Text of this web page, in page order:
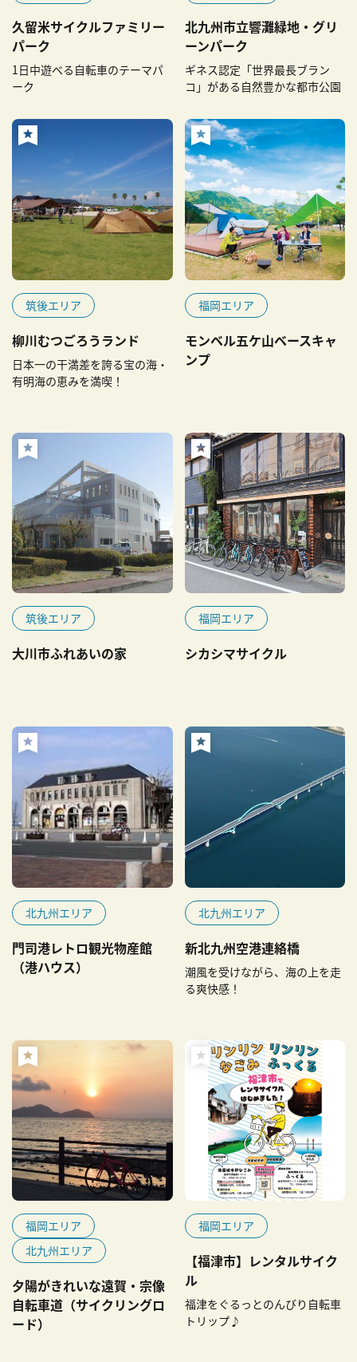
久留米サイクルファミリー
パーク
1日中遊べる自転車のテーマパ
ーク
北九州市立響灘緑地・グリ
ーンパーク
ギネス認定「世界最長ブラン
コ」がある自然豊かな都市公園
筑後エリア
柳川むつごろうランド
日本一の干満差を誇る宝の海・
有明海の恵みを満喫！
福岡エリア
モンベル五ケ山ベースキャ
ンプ
筑後エリア
大川市ふれあいの家
福岡エリア
シカシマサイクル
北九州エリア
門司港レトロ観光物産館
（港ハウス）
北九州エリア
新北九州空港連絡橋
潮風を受けながら、海の上を走
る爽快感！
福岡エリア
北九州エリア
夕陽がきれいな遠賀・宗像
自転車道（サイクリングロ
ード）
福岡エリア
【福津市】レンタルサイク
ル
福津をぐるっとのんびり自転車
トリップ♪